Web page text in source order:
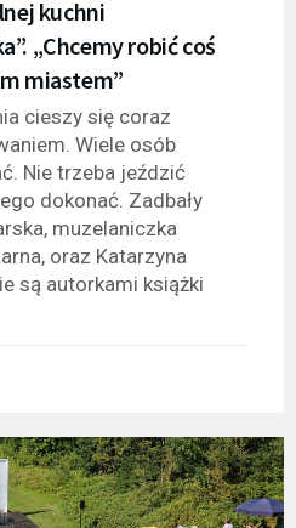
kuchni
„Chcemy robić coś
miastem”
cieszy się coraz
Wiele osób
Nie trzeba jeździć
dokonać. Zadbały
muzelaniczka
oraz Katarzyna
są autorkami książki